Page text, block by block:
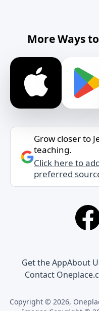
More Ways
Grow closer to
teaching.
Click here to
preferred
Get the AppAbout
Contact
Copyright © 2026,